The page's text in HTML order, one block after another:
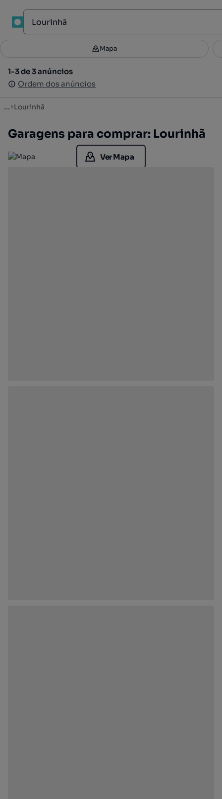
Filtros 2
1-3 de 3 anúncios
Ordem dos anúncios
Mapa
1-3 de 3 anúncios
Ordem dos anúncios
... Lourinhã
Garagens para comprar: Lourinhã
Ver Mapa